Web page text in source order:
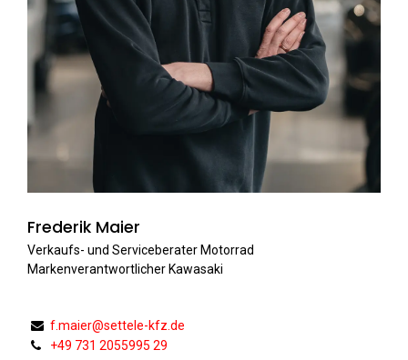
Frederik Maier
Verkaufs- und Serviceberater Motorrad
Markenverantwortlicher Kawasaki
f.maier@settele-kfz.de
+49 731 2055995 29